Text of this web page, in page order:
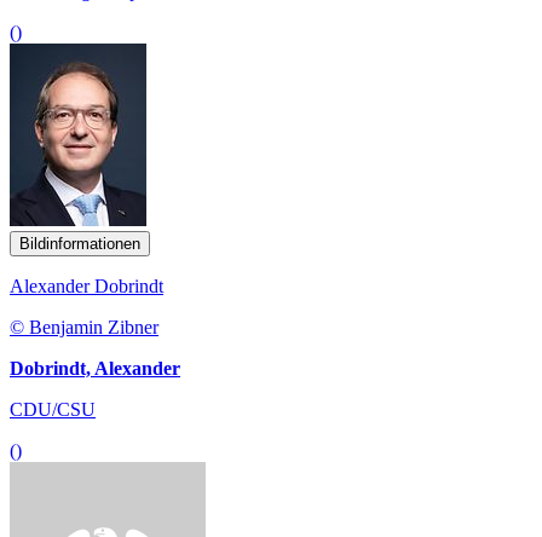
()
Bildinformationen
Alexander Dobrindt
© Benjamin Zibner
Dobrindt, Alexander
CDU/CSU
()